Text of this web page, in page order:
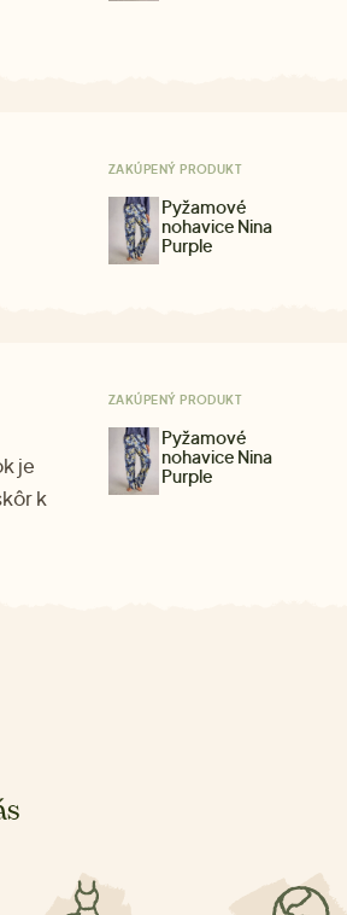
ZAKÚPENÝ PRODUKT
Pyžamové
nohavice Nina
Purple
je
k
ZAKÚPENÝ PRODUKT
Pyžamové
nohavice Nina
Purple